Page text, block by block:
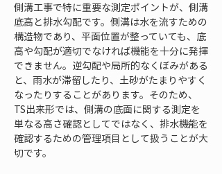
側溝工事で特に重要な測定ポイントが、側溝
底高と排水勾配です。側溝は水を流すための
構造物であり、平面位置が整っていても、底
高や勾配が適切でなければ機能を十分に発揮
できません。逆勾配や局所的なくぼみがある
と、雨水が滞留したり、土砂がたまりやすく
なったりすることがあります。そのため、
TS出来形では、側溝の底面に関する測定を
単なる高さ確認としてではなく、排水機能を
確認するための管理項目として扱うことが大
切です。